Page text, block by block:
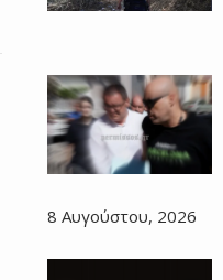
8 Αυγούστου, 2026